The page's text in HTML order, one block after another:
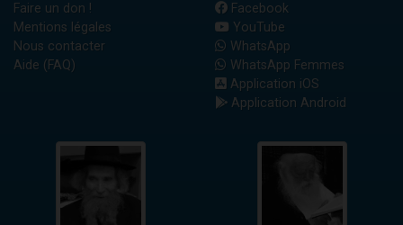
Faire un don !
Mentions légales
Nous contacter
Aide (FAQ)
Facebook
YouTube
WhatsApp
WhatsApp Femmes
Application iOS
Application Android